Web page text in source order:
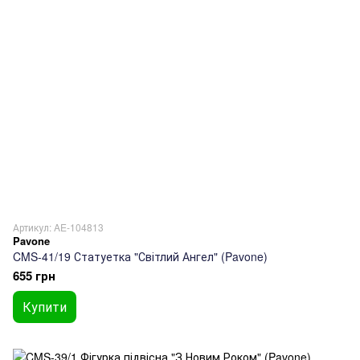
Артикул: AE-104813
Pavone
CMS-41/19 Статуетка "Світлий Ангел" (Pavone)
655 грн
Купити